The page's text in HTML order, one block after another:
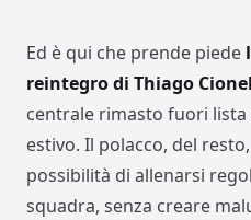
Ed è qui che prende piede
reintegro di Thiago
centrale rimasto fuori
estivo. Il polacco, del
possibilità di allenarsi
squadra, senza creare